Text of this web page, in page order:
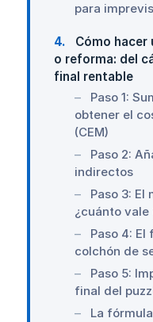
para
4
Cómo hacer
o reforma: del
final rentable
Paso 1:
obtener el
(CEM)
Paso 2:
indirectos
Paso 3: El
¿cuánto
Paso 4:
colchón de
Paso 5:
final del
La